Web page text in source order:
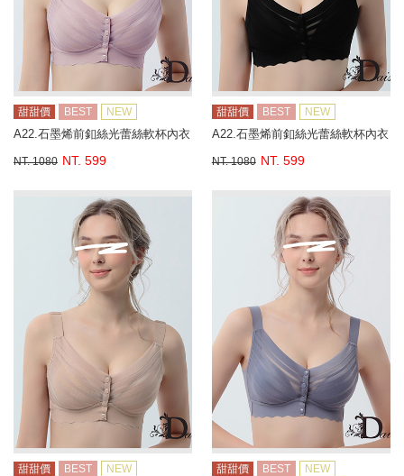
甜甜價 BEST NEW
A22.石墨烯前釦絲光蕾絲軟杯內衣
NT. 1080 NT. 599
甜甜價 BEST NEW
A22.石墨烯前釦絲光蕾絲軟杯內衣
NT. 1080 NT. 599
甜甜價 BEST NEW 甜甜價 BEST NEW